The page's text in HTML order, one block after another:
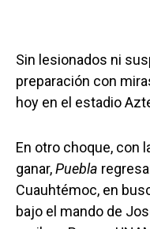
Sin lesionados ni
preparación con
hoy en el estadio
En otro choque, con
ganar,Puebla
Cuauhtémoc, en
bajo el mando de